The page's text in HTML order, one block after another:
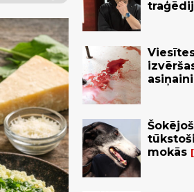
asiņaini
mokās